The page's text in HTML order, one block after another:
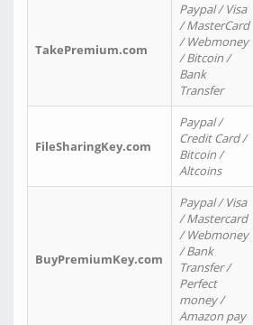
TakePremium.com
Paypal / Visa
/ MasterCard
/ Webmoney
/ Bitcoin /
Bank
Transfer
FileSharingKey.com
Paypal /
Credit Card /
Bitcoin /
Altcoins
BuyPremiumKey.com
Paypal / Visa
/ Mastercard
/ Webmoney
/ Bank
Transfer /
Perfect
money /
Amazon pay